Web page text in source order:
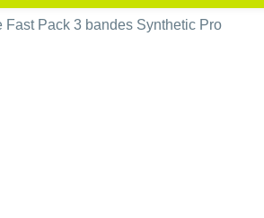
Fast Pack 3 bandes Synthetic Pro